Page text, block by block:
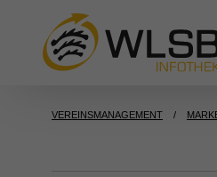
VEREINSMANAGEMENT